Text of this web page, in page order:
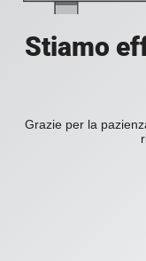
Stiamo
Grazie per la